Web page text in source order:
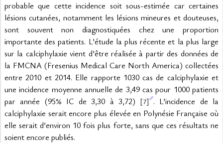
probable que cette incidence soit sous-estimée car certaines
lésions cutanées, notamment les lésions mineures et douteuses,
sont souvent non diagnostiquées chez une proportion
importante des patients. L’étude la plus récente et la plus large
sur la calciphylaxie vient d’être réalisée à partir des données de
la FMCNA (Fresenius Medical Care North America) collectées
entre 2010 et 2014. Elle rapporte 1030 cas de calciphylaxie et
une incidence moyenne annuelle de 3,49 cas pour 1000 patients
par année (95% IC de 3,30 à 3,72) [7] . L’incidence de la
calciphylaxie serait encore plus élevée en Polynésie Française où
elle serait d’environ 10 fois plus forte, sans que ces résultats ne
soient encore publiés.